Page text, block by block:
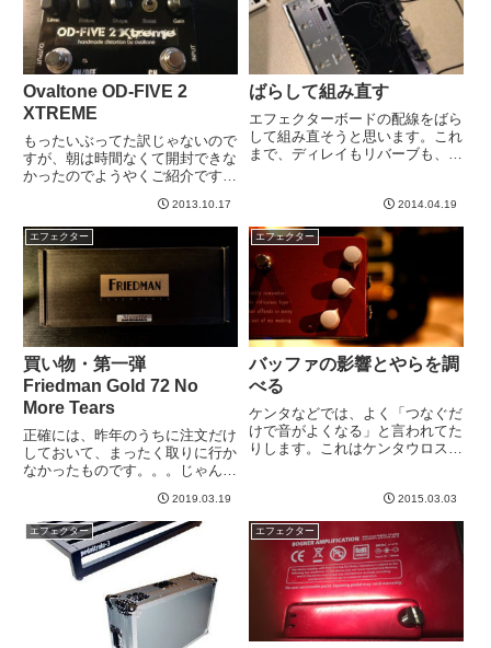
Ovaltone OD-FIVE 2
XTREME
もったいぶってた訳じゃないので
すが、朝は時間なくて開封できな
かったのでようやくご紹介です。
待して購入したのがこれ。
OvaltoneというブランドのOD-
FIVE 2 Xtremeというペダルで
す。→公式サイトこ...
2013.10.17
ばらして組み直す
エフェクターボードの配線をばら
して組み直そうと思います。これ
まで、ディレイもリバーブも、全
ていたのですが、今日、エクスタ
シーで試したらまあひどい。リバ
ーブとか濁っちゃって、聞くに
た...
2014.04.19
エフェクター
買い物・第一弾
Friedman Gold 72 No
More Tears
正確には、昨年のうちに注文だけ
しておいて、まったく取りに行か
なかったものです。。。じゃん。
た。もともと、ワウ動作時にLED
が付いてくれるワウが欲しかった
のです。そんなのいっぱいあるわ
けですが、フリードマンから出
2019.03.19
エフェクター
バッファの影響とやらを調
べる
ケンタなどでは、よく「つなぐだ
けで音がよくなる」と言われてた
りします。これはケンタウロスに
とは、ギターのハイ・インピーダ
ンスな入力信号をロー・インピー
ダンスに変換する部品です。こ
2015.03.03
エフェクター エフェクター